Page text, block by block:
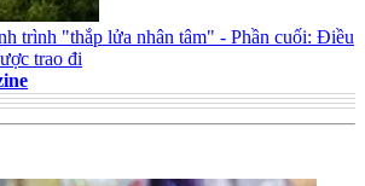
trình "thắp lửa nhân tâm" - Phần cuối: Điều
trao đi